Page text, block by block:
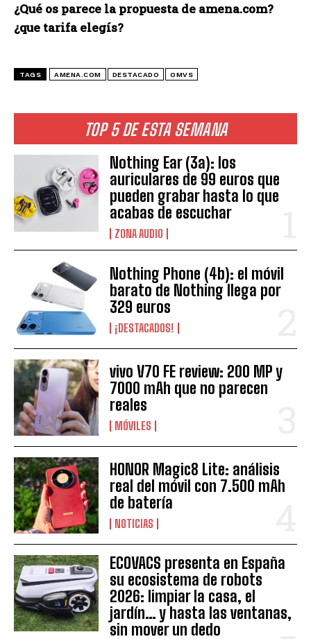
TOP 5 DE ESTA SEMANA
Nothing Ear (3a): los
auriculares de 99 euros que
pueden grabar hasta lo que
acabas de escuchar
ZONA AUDIO
Nothing Phone (4b): el móvil
barato de Nothing llega por
329 euros
¡DESTACADOS!
vivo V70 FE review: 200 MP y
7000 mAh que no parecen
reales
MÓVILES
HONOR Magic8 Lite: análisis
real del móvil con 7.500 mAh
de batería
NOTICIAS
ECOVACS presenta en España
su ecosistema de robots
2026: limpiar la casa, el
jardín… y hasta las ventanas,
sin mover un dedo
¿Qué os parece la propuesta de amena.com?
¿que tarifa elegís?
TAGS AMENA.COM DESTACADO OMVS